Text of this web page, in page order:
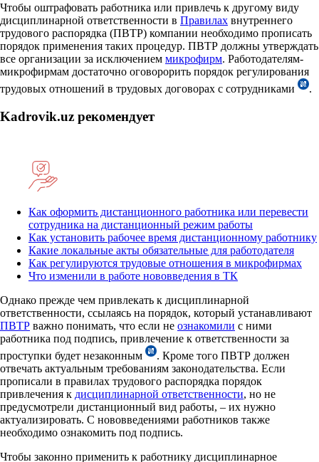
Чтобы оштрафовать работника или привлечь к другому виду
дисциплинарной ответственности в Правилах внутреннего
трудового распорядка (ПВТР) компании необходимо прописать
порядок применения таких процедур. ПВТР должны утверждать
все организации за исключением микрофирм. Работодателям-
микрофирмам достаточно оговорорить порядок регулирования
трудовых отношений в трудовых договорах с сотрудниками
.
Kadrovik.uz рекомендует
Как оформить дистанционного работника или перевести
сотрудника на дистанционный режим работы
Как установить рабочее время дистанционному работнику
Какие локальные акты обязательные для работодателя
Как регулируются трудовые отношения в микрофирмах
Что изменили в работе нововведения в ТК
Однако прежде чем привлекать к дисциплинарной
ответственности, ссылаясь на порядок, который устанавливают
ПВТР важно понимать, что если не ознакомили с ними
работника под подпись, привлечение к ответственности за
проступки будет незаконным
. Кроме того ПВТР должен
отвечать актуальным требованиям законодательства. Если
прописали в правилах трудового распорядка порядок
привлечения к дисциплинарной ответственности, но не
предусмотрели дистанционный вид работы, – их нужно
актуализировать. С нововведениями работников также
необходимо ознакомить под подпись.
Чтобы законно применить к работнику дисциплинарное